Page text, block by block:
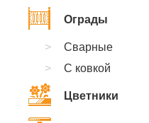
Ограды
Сварные
С ковкой
Цветники